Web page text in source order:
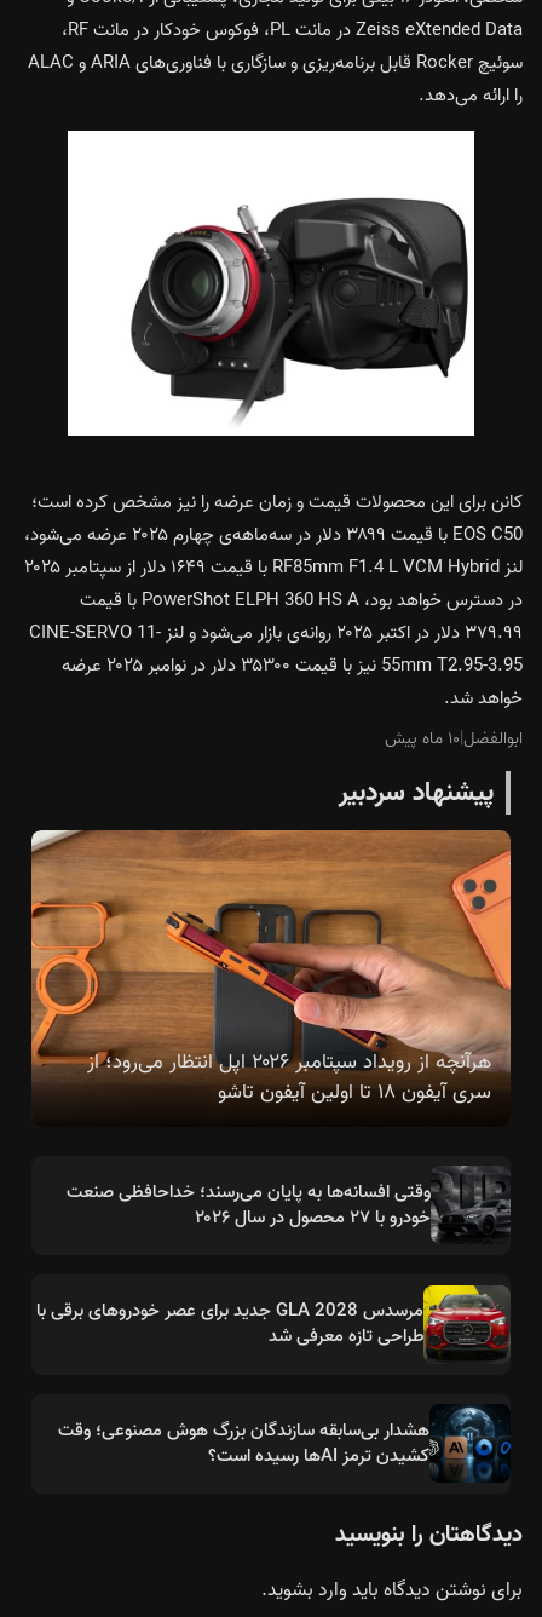
Zeiss eXtended Data در مانت PL، فوکوس خودکار در مانت RF،
سوئیچ Rocker قابل برنامه‌ریزی و سازگاری با فناوری‌های ARIA و ALAC
را ارائه می‌دهد.
کانن برای این محصولات قیمت و زمان عرضه را نیز مشخص کرده است؛
EOS C50 با قیمت ۳۸۹۹ دلار در سه‌ماهه‌ی چهارم ۲۰۲۵ عرضه می‌شود،
لنز RF85mm F1.4 L VCM Hybrid با قیمت ۱۶۴۹ دلار از سپتامبر ۲۰۲۵
در دسترس خواهد بود، PowerShot ELPH 360 HS A با قیمت
۳۷۹.۹۹ دلار در اکتبر ۲۰۲۵ روانه‌ی بازار می‌شود و لنز CINE-SERVO 11-
55mm T2.95-3.95 نیز با قیمت ۳۵۳۰۰ دلار در نوامبر ۲۰۲۵ عرضه
خواهد شد.
ابوالفضل|۱۰ ماه پیش
پیشنهاد سردبیر
هرآنچه از رویداد سپتامبر ۲۰۲۶ اپل انتظار می‌رود؛ از
سری آیفون ۱۸ تا اولین آیفون تاشو
وقتی افسانه‌ها به پایان می‌رسند؛ خداحافظی صنعت
خودرو با ۲۷ محصول در سال ۲۰۲۶
مرسدس GLA 2028 جدید برای عصر خودروهای برقی با
طراحی تازه معرفی شد
هشدار بی‌سابقه سازندگان بزرگ هوش مصنوعی؛ وقت
کشیدن ترمز AIها رسیده است؟
دیدگاهتان را بنویسید
برای نوشتن دیدگاه بایدوارد بشوید.